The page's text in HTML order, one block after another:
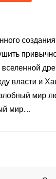
власти и
мир
мир…